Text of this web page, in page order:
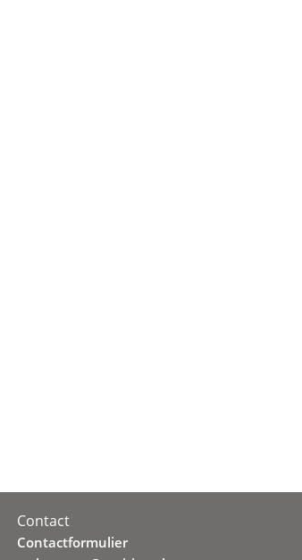
Contact
Contactformulier